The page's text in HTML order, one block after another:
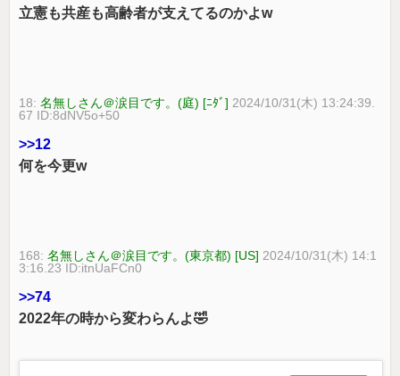
立憲も共産も高齢者が支えてるのかよw
18:名無しさん＠涙目です。(庭) [ﾆﾀﾞ] 2024/10/31(木) 13:24:39.
67 ID:8dNV5o+50
>>12
何を今更w
168:名無しさん＠涙目です。(東京都) [US] 2024/10/31(木) 14:1
3:16.23 ID:itnUaFCn0
>>74
2022年の時から変わらんよ🤣